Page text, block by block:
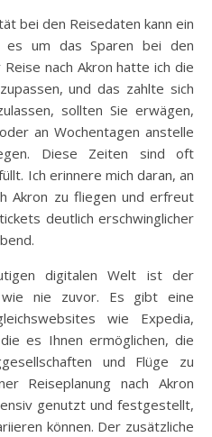
bei den Reisedaten kann ein
es um das Sparen bei den
nach Akron hatte ich die
und das zahlte sich
sollten Sie erwägen,
an Wochentagen anstelle
Diese Zeiten sind oft
Ich erinnere mich daran, an
Akron zu fliegen und erfreut
deutlich erschwinglicher
digitalen Welt ist der
wie nie zuvor. Es gibt eine
wie Expedia,
es Ihnen ermöglichen, die
und Flüge zu
Reiseplanung nach Akron
genutzt und festgestellt,
können. Der zusätzliche